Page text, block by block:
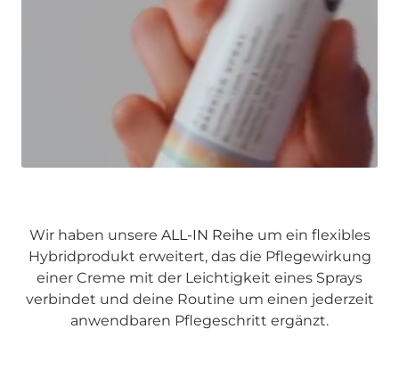
Wir haben unsere ALL-IN Reihe um ein flexibles
Hybridprodukt erweitert, das die Pflegewirkung
einer Creme mit der Leichtigkeit eines Sprays
verbindet und deine Routine um einen jederzeit
anwendbaren Pflegeschritt ergänzt.